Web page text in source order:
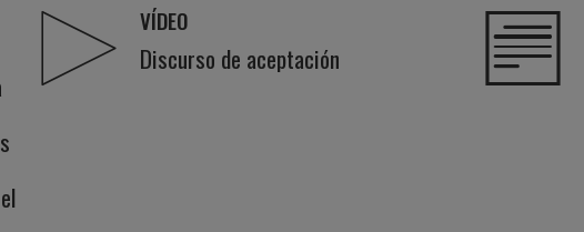
VÍDEO
Discurso de aceptación